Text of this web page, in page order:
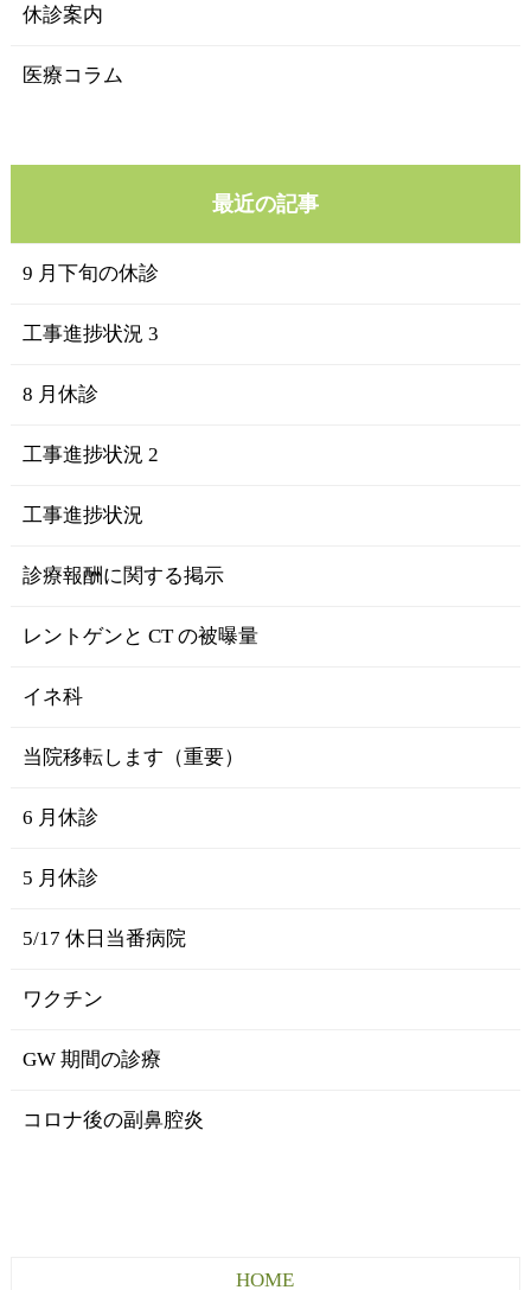
休診案内
医療コラム
最近の記事
9 月下旬の休診
工事進捗状況 3
8 月休診
工事進捗状況 2
工事進捗状況
診療報酬に関する掲示
レントゲンと CT の被曝量
イネ科
当院移転します（重要）
6 月休診
5 月休診
5/17 休日当番病院
ワクチン
GW 期間の診療
コロナ後の副鼻腔炎
HOME